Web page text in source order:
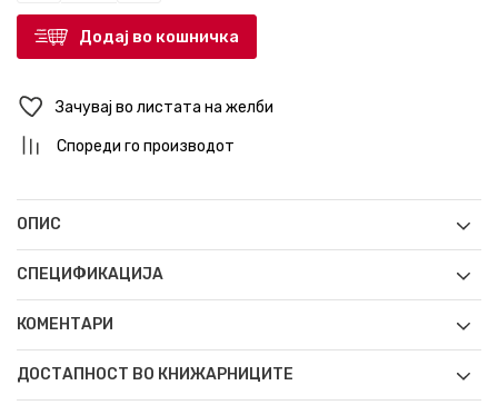
Додај во кошничка
Зачувај во листата на желби
Спореди го производот
ОПИС
СПЕЦИФИКАЦИЈА
КОМЕНТАРИ
ДОСТАПНОСТ ВО КНИЖАРНИЦИТЕ